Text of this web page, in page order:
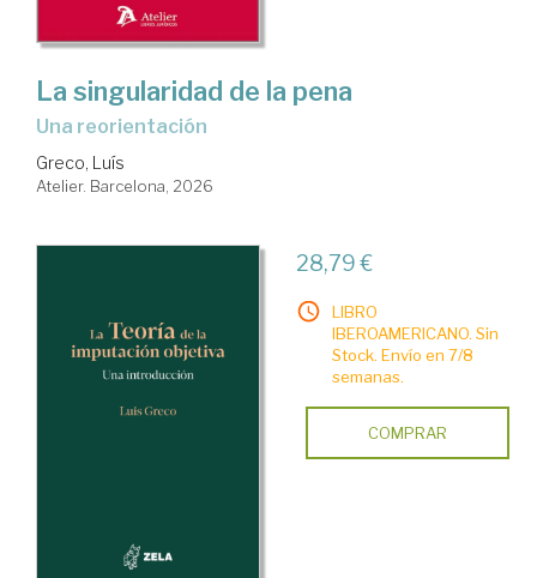
La singularidad de la pena
Una reorientación
Greco, Luís
Atelier. Barcelona, 2026
28,79 €
LIBRO
IBEROAMERICANO. Sin
Stock. Envío en 7/8
semanas.
COMPRAR